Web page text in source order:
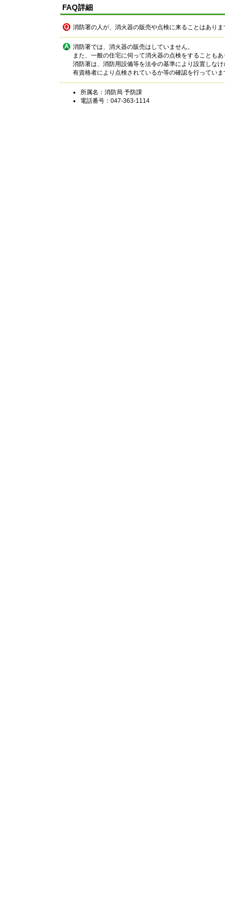
FAQ詳細
消防署の人が、消火器の販売や点検に来ることはありま
消防署では、消火器の販売はしていません。
また、一般の住宅に伺って消火器の点検をすることも
消防署は、消防用設備等を法令の基準により設置しな
有資格者により点検されているか等の確認を行っていま
所属名：消防局 予防課
電話番号：047-363-1114